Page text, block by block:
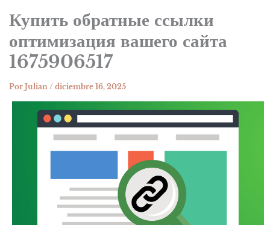
Купить обратные ссылки
оптимизация вашего сайта
1675906517
Por Julian / diciembre 16, 2025